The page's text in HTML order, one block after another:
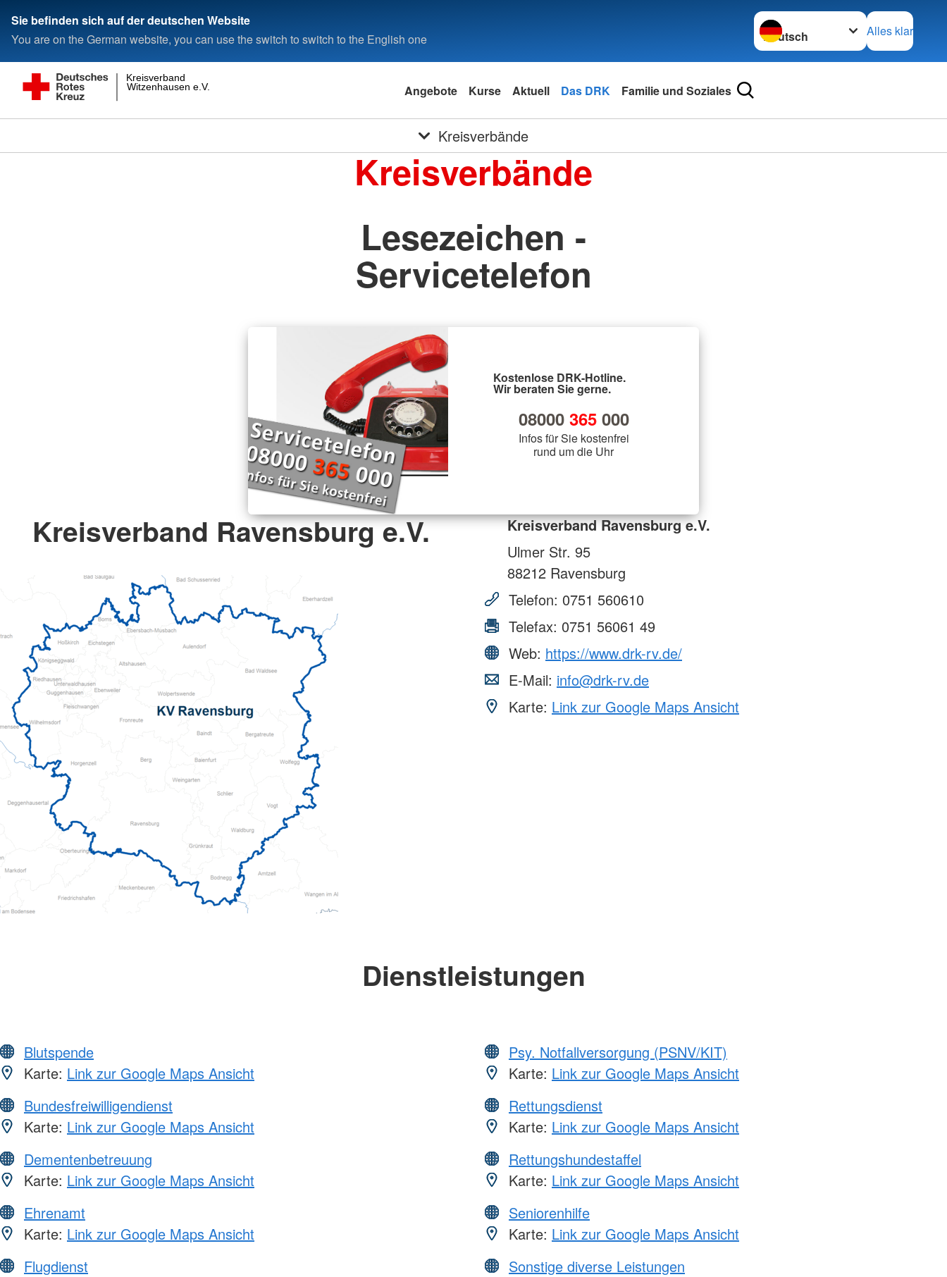
Sie befinden sich auf der deutschen Website
You are on the German website, you can use the switch to switch to the English one
Sprache wechseln zu
Alles klar
Witzenhausen e.V.
Kreisverband
Angebote Kurse Aktuell Das DRK Familie und Soziales
Kreisverbände
Kreisverbände
Lesezeichen -
Servicetelefon
Kostenlose DRK-Hotline.
Wir beraten Sie gerne.
08000 365000
Infos für Sie kostenfrei
rund um die Uhr
Kreisverband Ravensburg e.V.
Kreisverband Ravensburg e.V.
Ulmer Str. 95
88212 Ravensburg
Telefon: 0751 560610
Telefax: 0751 56061 49
Web: https://www.drk-rv.de/
E-Mail: info@drk-rv.de
Karte: Link zur Google Maps Ansicht
Dienstleistungen
Blutspende
Karte: Link zur Google Maps Ansicht
Bundesfreiwilligendienst
Karte: Link zur Google Maps Ansicht
Dementenbetreuung
Karte: Link zur Google Maps Ansicht
Ehrenamt
Karte: Link zur Google Maps Ansicht
Flugdienst
Psy. Notfallversorgung (PSNV/KIT)
Karte: Link zur Google Maps Ansicht
Rettungsdienst
Karte: Link zur Google Maps Ansicht
Rettungshundestaffel
Karte: Link zur Google Maps Ansicht
Seniorenhilfe
Karte: Link zur Google Maps Ansicht
Sonstige diverse Leistungen